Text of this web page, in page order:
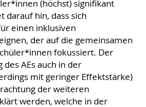
(höchst) signifikant
darauf hin, dass sich
einen inklusiven
der auf die gemeinsamen
fokussiert. Der
AEs auch in der
mit geringer Effektstärke)
der weiteren
werden, welche in der